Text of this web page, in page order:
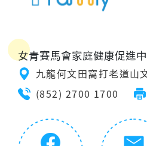
女青賽馬會家庭健康促進
九龍何文田窩打老道山
(852) 2700 1700